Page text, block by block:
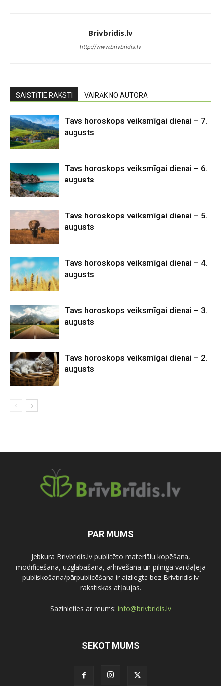
Brivbridis.lv
http://www.brivbridis.lv
SAISTĪTIE RAKSTI VAIRĀK NO AUTORA
Tavs horoskops veiksmīgai dienai – 7.
augusts
Tavs horoskops veiksmīgai dienai – 6.
augusts
Tavs horoskops veiksmīgai dienai – 5.
augusts
Tavs horoskops veiksmīgai dienai – 4.
augusts
Tavs horoskops veiksmīgai dienai – 3.
augusts
Tavs horoskops veiksmīgai dienai – 2.
augusts
PAR MUMS
Jebkura Brivbridis.lv publicēto materiālu kopēšana,
modificēšana, uzglabāšana, arhivēšana un pilnīga vai daļēja
publiskošana/pārpublicēšana ir aizliegta bez Brivbridis.lv
rakstiskas atļaujas.
Sazinieties ar mums: info@brivbridis.lv
SEKOT MUMS